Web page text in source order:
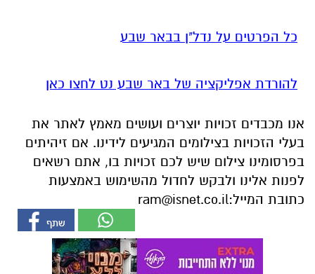
כל הפרטים על נדל"ן בבאר שבע
להורדת אפליקציה של באר שבע נט לחצו כאן
אנו מכבדים זכויות יוצרים ועושים מאמץ לאתר את
בעלי הזכויות בצילומים המגיעים לידינו. אם זיהיתים
בפרסומינו צילום שיש לכם זכויות בו, אתם רשאים
לפנות אלינו ולבקש לחדול מהשימוש באמצעות
כתובת המייל:ram@isnet.co.il